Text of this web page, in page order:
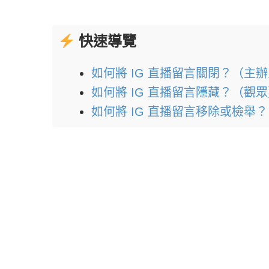
快速導覽
如何將 IG 直播留言關閉？（主辦
如何將 IG 直播留言隱藏？（觀眾
如何將 IG 直播留言移除或檢舉？